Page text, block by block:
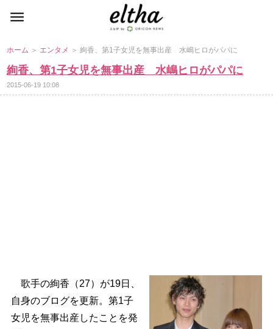
ホーム ＞ エンタメ ＞ 絢香、第1子女児を無事出産 水嶋ヒロがパパに
絢香、第1子女児を無事出産 水嶋ヒロがパパに
2015-06-19 10:08
歌手の絢香（27）が19日、
自身のブログを更新。第1子
女児を無事出産したことを発